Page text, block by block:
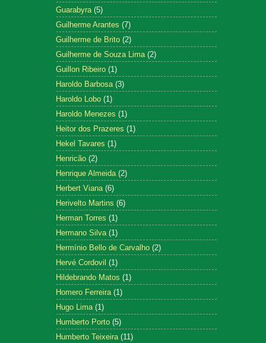
Guarabyra (5)
Guilherme Arantes (7)
Guilherme de Brito (2)
Guilherme de Souza Lima (2)
Guillon Ribeiro (1)
Haroldo Barbosa (3)
Haroldo Lobo (1)
Haroldo Menezes (1)
Heitor dos Prazeres (1)
Hekel Tavares (1)
Henricão (2)
Henrique Almeida (2)
Herbert Viana (6)
Herivelto Martins (6)
Herman Torres (1)
Hermano Silva (1)
Hermínio Bello de Carvalho (2)
Hervé Cordovil (1)
Hildebrando Matos (1)
Homero Ferreira (1)
Hugo Lima (1)
Humberto Porto (5)
Humberto Teixeira (11)